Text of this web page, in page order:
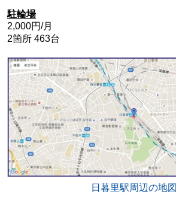
駐輪場
2,000円/月
2箇所 463台
日暮里駅周辺の地図